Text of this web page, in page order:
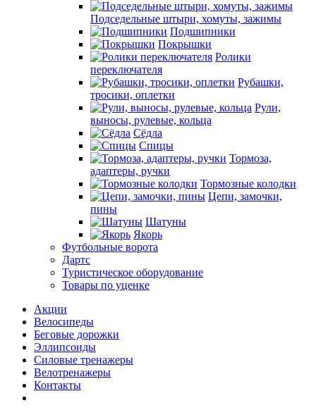
Подседельные штыри, хомуты, зажимы
Подшипники
Покрышки
Ролики
переключателя
Рубашки,
тросики, оплетки
Рули,
выносы, рулевые, кольца
Сёдла
Спицы
Тормоза,
адаптеры, ручки
Тормозные колодки
Цепи, замочки,
пины
Шатуны
Якорь
Футбольные ворота
Дартс
Туристическое оборудование
Товары по уценке
Акции
Велосипеды
Беговые дорожки
Эллипсоиды
Силовые тренажеры
Велотренажеры
Контакты